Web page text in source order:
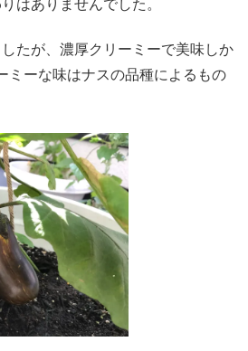
はありませんでした。
たが、濃厚クリーミーで美味しか
ーな味はナスの品種によるもの